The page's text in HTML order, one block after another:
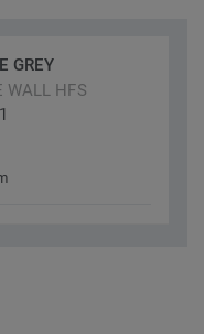
GREY
WALL HFS